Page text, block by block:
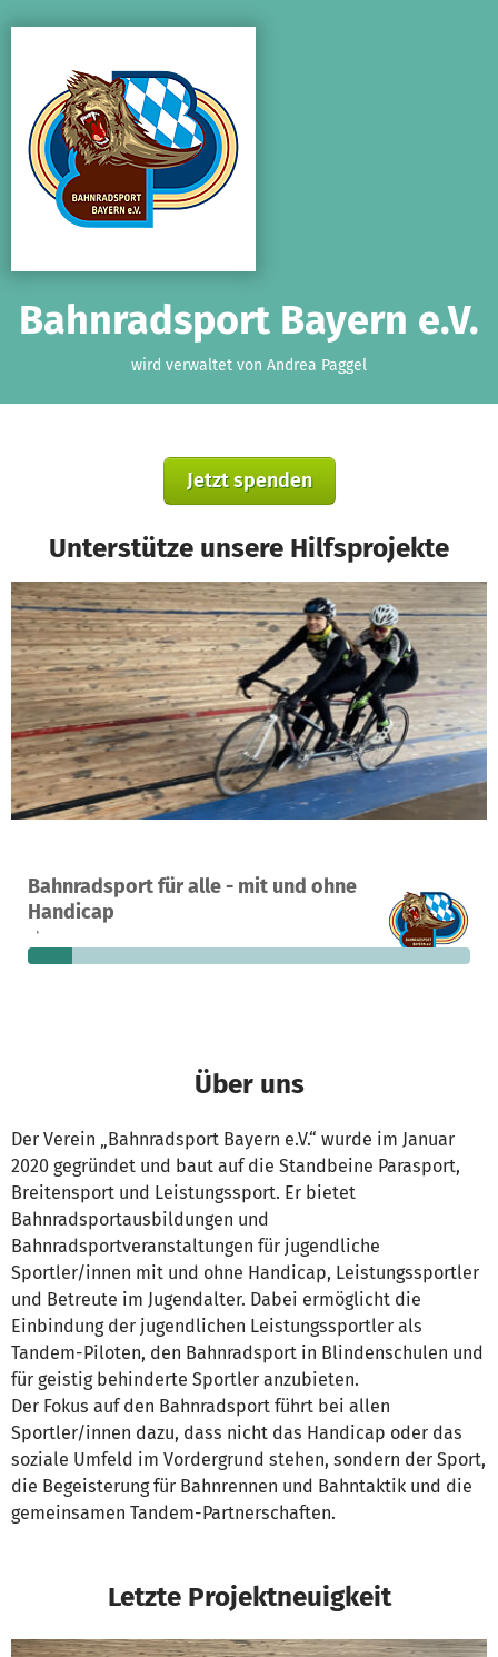
Bahnradsport Bayern e.V.
wird verwaltet von Andrea Paggel
Jetzt spenden
Unterstütze unsere Hilfsprojekte
Bahnradsport für alle - mit und ohne
Handicap
Ein Projekt in Augsburg, Deutschland
16 8.960 €
fehlen noch
Über uns
Der Verein „Bahnradsport Bayern e.V.“ wurde im Januar
2020 gegründet und baut auf die Standbeine Parasport,
Breitensport und Leistungssport. Er bietet
Bahnradsportausbildungen und
Bahnradsportveranstaltungen für jugendliche
Sportler/innen mit und ohne Handicap, Leistungssportler
und Betreute im Jugendalter. Dabei ermöglicht die
Einbindung der jugendlichen Leistungssportler als
Tandem-Piloten, den Bahnradsport in Blindenschulen und
für geistig behinderte Sportler anzubieten.
Der Fokus auf den Bahnradsport führt bei allen
Sportler/innen dazu, dass nicht das Handicap oder das
soziale Umfeld im Vordergrund stehen, sondern der Sport,
die Begeisterung für Bahnrennen und Bahntaktik und die
gemeinsamen Tandem-Partnerschaften.
Letzte Projektneuigkeit